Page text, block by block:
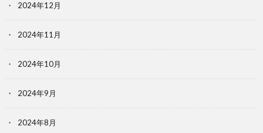
2024年12月
2024年11月
2024年10月
2024年9月
2024年8月